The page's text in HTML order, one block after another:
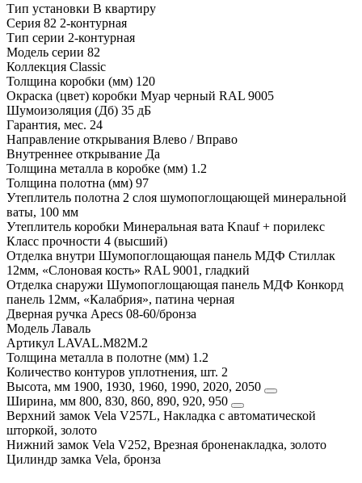
Тип установки В квартиру
Серия 82 2-контурная
Тип серии 2-контурная
Модель серии 82
Коллекция Classic
Толщина коробки (мм) 120
Окраска (цвет) коробки Муар черный RAL 9005
Шумоизоляция (Дб) 35 дБ
Гарантия, мес. 24
Направление открывания Влево / Вправо
Внутреннее открывание Да
Толщина металла в коробке (мм) 1.2
Толщина полотна (мм) 97
Утеплитель полотна 2 слоя шумопоглощающей минеральной
ваты, 100 мм
Утеплитель коробки Минеральная вата Knauf + порилекс
Класс прочности 4 (высший)
Отделка внутри Шумопоглощающая панель МДФ Стиллак
12мм, «Слоновая кость» RAL 9001, гладкий
Отделка снаружи Шумопоглощающая панель МДФ Конкорд
панель 12мм, «Калабрия», патина черная
Дверная ручка Apecs 08-60/бронза
Модель Лаваль
Артикул LAVAL.M82M.2
Толщина металла в полотне (мм) 1.2
Количество контуров уплотнения, шт. 2
Высота, мм 1900, 1930, 1960, 1990, 2020, 2050
Ширина, мм 800, 830, 860, 890, 920, 950
Верхний замок Vela V257L, Накладка с автоматической
шторкой, золото
Нижний замок Vela V252, Врезная броненакладка, золото
Цилиндр замка Vela, бронза